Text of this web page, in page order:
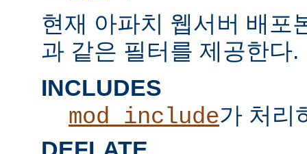
현재 아파치 웹서버 배포
과 같은 필터를 제공한다.
INCLUDES
mod_include가 처리